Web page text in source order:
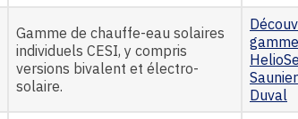
Gamme de chauffe-eau solaires
individuels CESI, y compris
versions bivalent et électro-
solaire.
gamme
Saunier
Duval